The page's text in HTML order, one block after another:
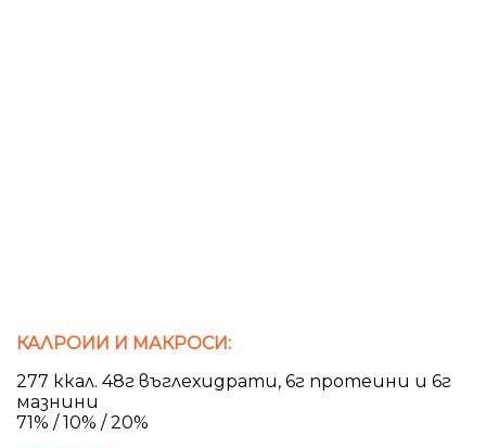
КАЛРОИИ И МАКРОСИ:
277 ккал. 48г въглехидрати, 6г протеини и 6г
мазнини
71% / 10% / 20%